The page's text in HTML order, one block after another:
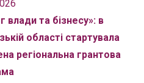
влади та бізнесу»: в
області стартувала
регіональна грантова